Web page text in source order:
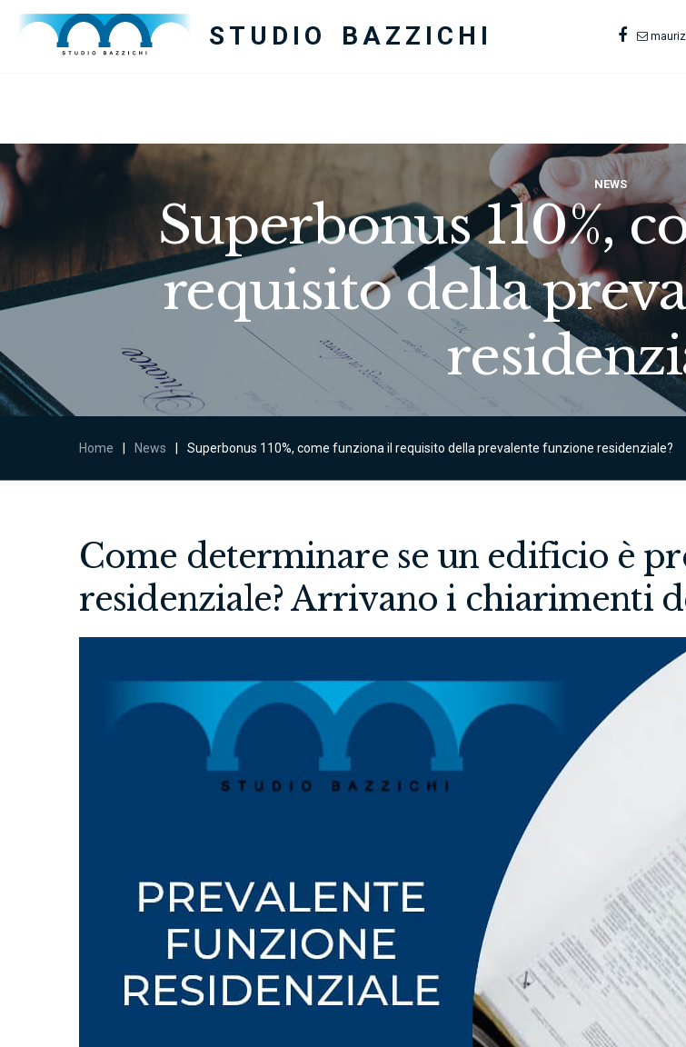
STUDIO BAZZICHI
NEWS
Superbonus 110%,
requisito della
Home News Superbonus 110%, come funziona il requisito della prevalente funzione residenziale?
Come determinare se un edificio è
residenziale? Arrivano i chiarimenti